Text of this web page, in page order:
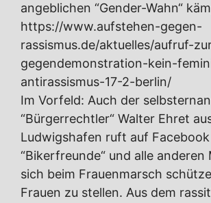
angeblichen “Gender-Wahn“
https://www.aufstehen-gegen-
rassismus.de/aktuelles/aufruf-
gegendemonstration-kein-
antirassismus-17-2-berlin/
Im Vorfeld: Auch der
“Bürgerrechtler“ Walter Ehret
Ludwigshafen ruft auf
“Bikerfreunde“ und alle anderen
sich beim Frauenmarsch
Frauen zu stellen. Aus dem